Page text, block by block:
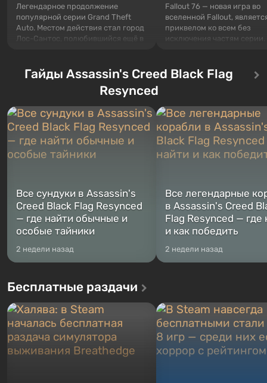
Легендарное продолжение
популярной серии Grand Theft
Auto. Местом действия стал город
Лос-Сантос, полюбившийся ещё в
сразу трех персонажей: Майкла,
Тревора и Франклина, между
Жанр и...
Fallout 76 — новая игра во
вселенной Fallout,
приквелом ко всем без
исключения частям серии.
Оно же, по задумке
Vault-Tec, должно
Место действия Fallout...
Гайды Assassin's Creed Black Flag
Resynced
Все сундуки в Assassin's
Creed Black Flag Resynced
— где найти обычные и
особые тайники
2 недели назад
Все легендарные
в Assassin's Creed
Flag Resynced — где
и как победить
2 недели назад
Бесплатные раздачи